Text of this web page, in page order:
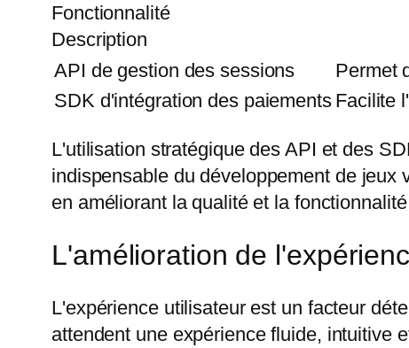
Fonctionnalité
Description
API de gestion des sessions
Permet
SDK d'intégration des paiements Facilite
L'utilisation stratégique des API et des
indispensable du développement de jeux
en améliorant la qualité et la
L'amélioration de
L'expérience utilisateur est un facteur
attendent une expérience fluide, intuitive